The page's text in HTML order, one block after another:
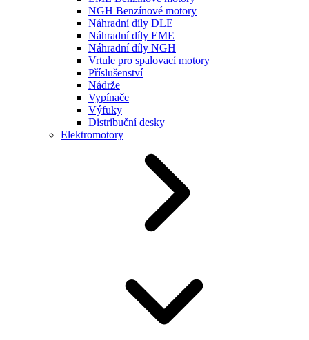
NGH Benzínové motory
Náhradní díly DLE
Náhradní díly EME
Náhradní díly NGH
Vrtule pro spalovací motory
Příslušenství
Nádrže
Vypínače
Výfuky
Distribuční desky
Elektromotory